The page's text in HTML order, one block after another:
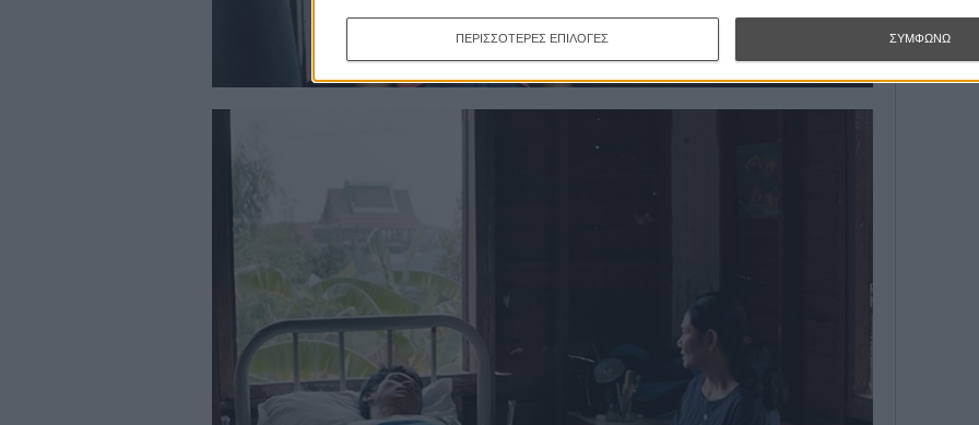
ΠΕΡΙΣΣΟΤΕΡΕΣ ΕΠΙΛΟΓΕΣ ΣΥΜΦΩΝΩ